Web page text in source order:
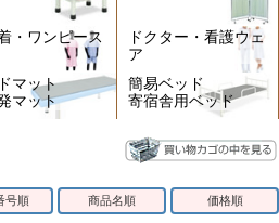
・ワンピース
ドクター・看護ウェ
ア
マット
マット
簡易ベッド
寄宿舎用ベッド
号順 商品名順 価格順